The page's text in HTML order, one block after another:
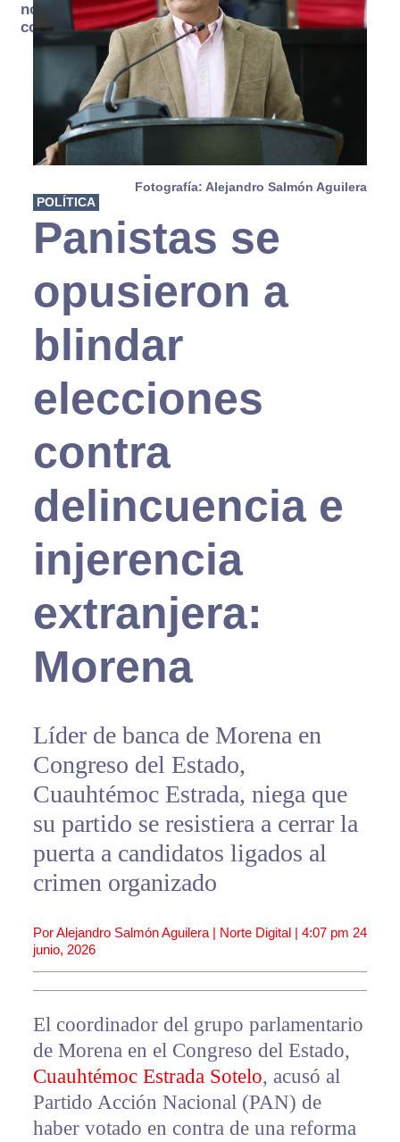
no se
consume
Fotografía: Alejandro Salmón Aguilera
POLÍTICA
Panistas se
opusieron a
blindar
elecciones
contra
delincuencia e
injerencia
extranjera:
Morena
Líder de banca de Morena en
Congreso del Estado,
Cuauhtémoc Estrada, niega que
su partido se resistiera a cerrar la
puerta a candidatos ligados al
crimen organizado
Por Alejandro Salmón Aguilera | Norte Digital | 4:07 pm 24
junio, 2026
El coordinador del grupo parlamentario
de Morena en el Congreso del Estado,
Cuauhtémoc Estrada Sotelo, acusó al
Partido Acción Nacional (PAN) de
haber votado en contra de una reforma